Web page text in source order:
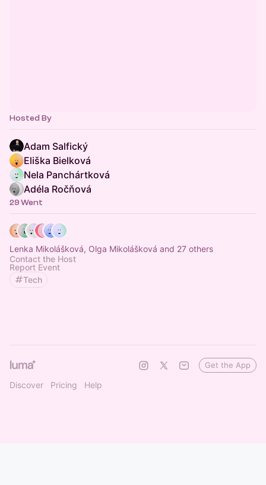
Hosted By
Adam Salfický
Eliška Bielková
Nela Panchártková
Adéla Ročňová
29 Went
Lenka Mikolášková, Olga Mikolášková and 27 others
Contact the Host
Report Event
Tech
Discover Pricing Help
Get the App